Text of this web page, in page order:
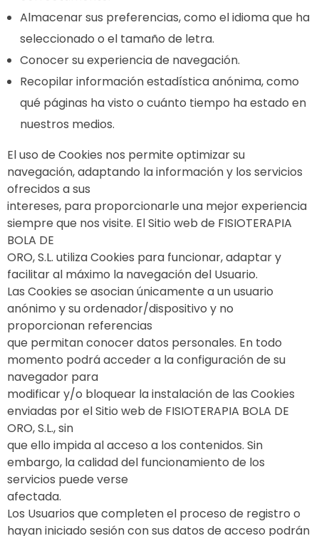
Almacenar sus preferencias, como el idioma que ha
seleccionado o el tamaño de letra.
Conocer su experiencia de navegación.
Recopilar información estadística anónima, como
qué páginas ha visto o cuánto tiempo ha estado en
nuestros medios.
El uso de Cookies nos permite optimizar su
navegación, adaptando la información y los servicios
ofrecidos a sus
intereses, para proporcionarle una mejor experiencia
siempre que nos visite. El Sitio web de FISIOTERAPIA
BOLA DE
ORO, S.L. utiliza Cookies para funcionar, adaptar y
facilitar al máximo la navegación del Usuario.
Las Cookies se asocian únicamente a un usuario
anónimo y su ordenador/dispositivo y no
proporcionan referencias
que permitan conocer datos personales. En todo
momento podrá acceder a la configuración de su
navegador para
modificar y/o bloquear la instalación de las Cookies
enviadas por el Sitio web de FISIOTERAPIA BOLA DE
ORO, S.L., sin
que ello impida al acceso a los contenidos. Sin
embargo, la calidad del funcionamiento de los
servicios puede verse
afectada.
Los Usuarios que completen el proceso de registro o
hayan iniciado sesión con sus datos de acceso podrán